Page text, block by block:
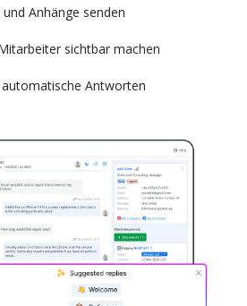
Anhänge senden
sichtbar machen
Antworten